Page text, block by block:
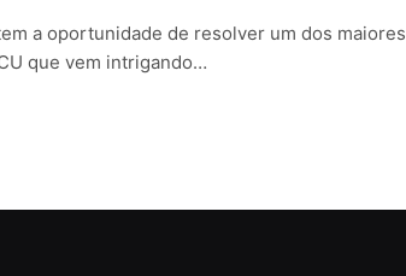
a oportunidade de resolver um dos maiores
que vem intrigando…